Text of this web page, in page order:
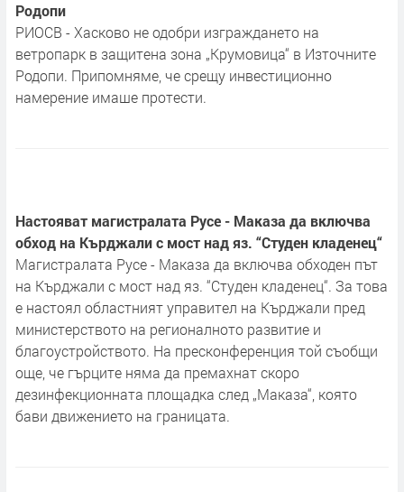
Родопи
РИОСВ - Хасково не одобри изграждането на
ветропарк в защитена зона „Крумовица“ в Източните
Родопи. Припомняме, че срещу инвестиционно
намерение имаше протести.
Настояват магистралата Русе - Маказа да включва
обход на Кърджали с мост над яз. “Студен кладенец“
Магистралата Русе - Маказа да включва обходен път
на Кърджали с мост над яз. “Студен кладенец“. За това
е настоял областният управител на Кърджали пред
министерството на регионалното развитие и
благоустройството. На пресконференция той съобщи
още, че гърците няма да премахнат скоро
дезинфекционната площадка след „Маказа“, която
бави движението на границата.